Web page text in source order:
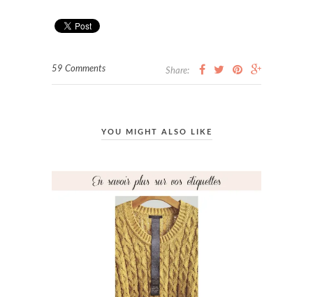
59 Comments Share:
YOU MIGHT ALSO LIKE